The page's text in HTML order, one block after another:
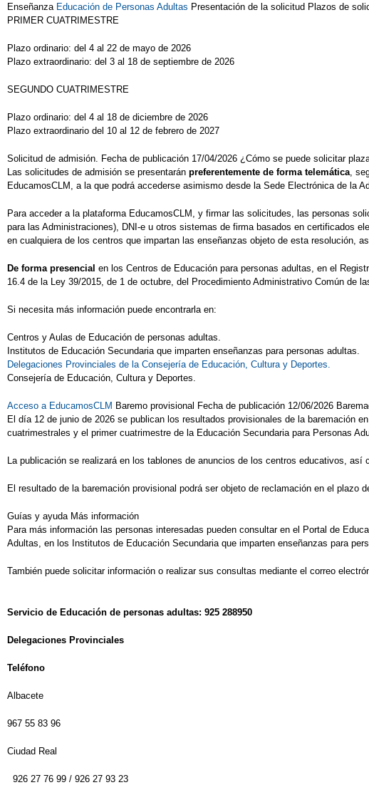
Enseñanza Educación de Personas Adultas Presentación de la solicitud Plazos de
PRIMER CUATRIMESTRE
Plazo ordinario: del 4 al 22 de mayo de 2026
Plazo extraordinario: del 3 al 18 de septiembre de 2026
SEGUNDO CUATRIMESTRE
Plazo ordinario: del 4 al 18 de diciembre de 2026
Plazo extraordinario del 10 al 12 de febrero de 2027
Solicitud de admisión. Fecha de publicación 17/04/2026 ¿Cómo se puede solicitar
Las solicitudes de admisión se presentarán preferentemente de forma telemática ,
EducamosCLM, a la que podrá accederse asimismo desde la Sede Electrónica de la
Para acceder a la plataforma EducamosCLM, y firmar las solicitudes, las personas
para las Administraciones), DNI-e u otros sistemas de firma basados en certificados
en cualquiera de los centros que impartan las enseñanzas objeto de esta resolución,
De forma presencial en los Centros de Educación para personas adultas, en el
16.4 de la Ley 39/2015, de 1 de octubre, del Procedimiento Administrativo Común de
Si necesita más información puede encontrarla en:
Centros y Aulas de Educación de personas adultas.
Institutos de Educación Secundaria que imparten enseñanzas para personas adultas.
Delegaciones Provinciales de la Consejería de Educación, Cultura y Deportes.
Consejería de Educación, Cultura y Deportes.
Acceso a EducamosCLM Baremo provisional Fecha de publicación 12/06/2026
El día 12 de junio de 2026 se publican los resultados provisionales de la baremación
cuatrimestrales y el primer cuatrimestre de la Educación Secundaria para Personas
La publicación se realizará en los tablones de anuncios de los centros educativos,
El resultado de la baremación provisional podrá ser objeto de reclamación en el plazo
Guías y ayuda Más información
Para más información las personas interesadas pueden consultar en el Portal de
Adultas, en los Institutos de Educación Secundaria que imparten enseñanzas para
También puede solicitar información o realizar sus consultas mediante el correo
Servicio de Educación de personas adultas: 925 288950
Delegaciones Provinciales
Teléfono
Albacete
967 55 83 96
Ciudad Real
926 27 76 99 / 926 27 93 23